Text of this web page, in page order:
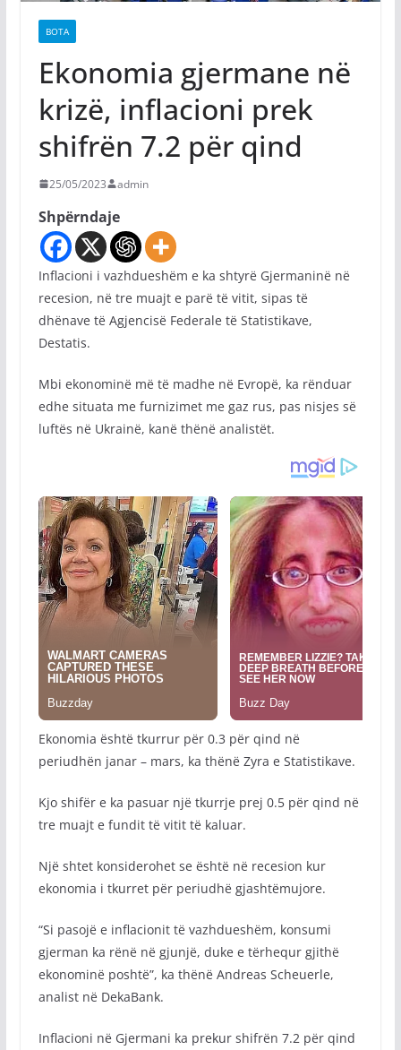
BOTA
​Ekonomia gjermane në
krizë, inflacioni prek
shifrën 7.2 për qind
25/05/2023 admin
Shpërndaje
Inflacioni i vazhdueshëm e ka shtyrë Gjermaninë në
recesion, në tre muajt e parë të vitit, sipas të
dhënave të Agjencisë Federale të Statistikave,
Destatis.
Mbi ekonominë më të madhe në Evropë, ka rënduar
edhe situata me furnizimet me gaz rus, pas nisjes së
luftës në Ukrainë, kanë thënë analistët.
Ekonomia është tkurrur për 0.3 për qind në
periudhën janar – mars, ka thënë Zyra e Statistikave.
Kjo shifër e ka pasuar një tkurrje prej 0.5 për qind në
tre muajt e fundit të vitit të kaluar.
Një shtet konsiderohet se është në recesion kur
ekonomia i tkurret për periudhë gjashtëmujore.
“Si pasojë e inflacionit të vazhdueshëm, konsumi
gjerman ka rënë në gjunjë, duke e tërhequr gjithë
ekonominë poshtë”, ka thënë Andreas Scheuerle,
analist në DekaBank.
Inflacioni në Gjermani ka prekur shifrën 7.2 për qind